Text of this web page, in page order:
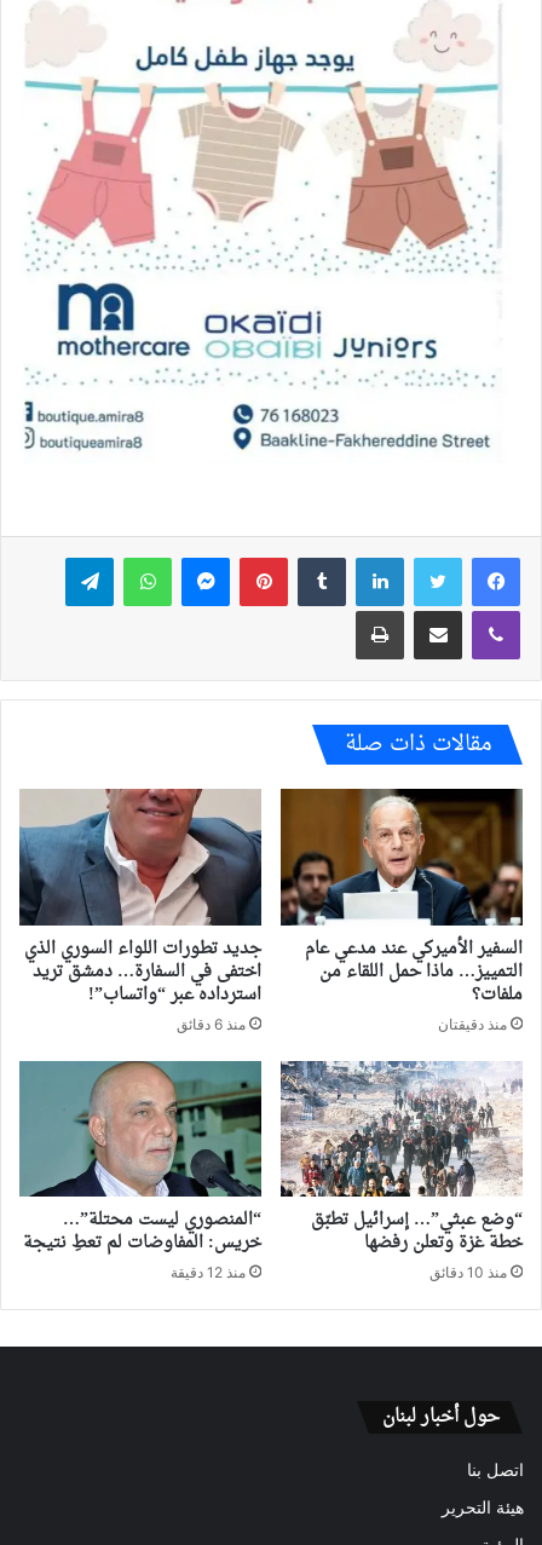
فيسبوك تويتر لينكدإن بينتيريستماسنجر واتساب تيلقرام
ڤايبر مشاركة عبر البريد طباعة
مقالات ذات صلة
السفير الأميركي عند مدعي عام
التمييز… ماذا حمل اللقاء من
ملفات؟
منذ دقيقتان
جديد تطورات اللواء السوري الذي
اختفى في السفارة… دمشق تريد
استرداده عبر “واتساب”!
منذ 6 دقائق
“وضع عبثي”… إسرائيل تطبّق
خطة غزة وتعلن رفضها
منذ 10 دقائق
“المنصوري ليست محتلة”…
خريس: المفاوضات لم تعطِ نتيجة
منذ 12 دقيقة
حول أخبار لبنان
اتصل بنا
هيئة التحرير